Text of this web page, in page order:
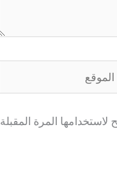
الموقع
المرة المقبلة